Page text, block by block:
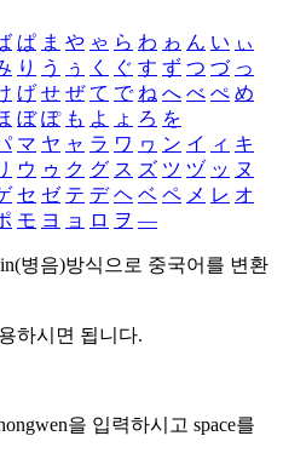
ぱ ま や ゃ ら わ ゎ ん い ぃ
り う ぅ く ぐ す ず つ づ っ
げ せ ぜ て で ね へ べ ぺ め
ぼ ぽ も よ ょ ろ を
マ ヤ ャ ラ ワ ヮ ン イ ィ キ
ウ ゥ ク グ ス ズ ツ ヅ ッ ヌ
セ ゼ テ デ ヘ ベ ペ メ レ オ
モ ヨ ョ ロ ヲ ―
병음)방식으로 중국어를 변환
하시면 됩니다.
을 입력하시고 space를